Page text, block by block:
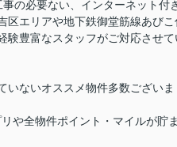
の必要ない、インターネット付
区エリアや地下鉄御堂筋線あびこ
験豊富なスタッフがご対応させて
いないオススメ物件多数ございま
や全物件ポイント・マイルが貯